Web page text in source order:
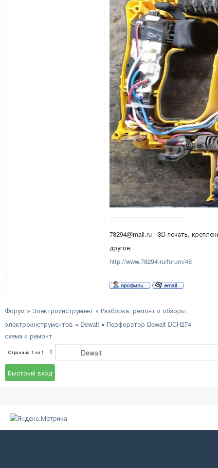
78294@mail.ru - 3D печать,
другое.
http://www.78294.ru/forum/48
Форум » Электроинструмент » Разборка, ремонт и обзоры
электроинструментов » Dewalt » Перфоратор Dewalt DCH274
схема и ремонт
Страница 1 из 1 1